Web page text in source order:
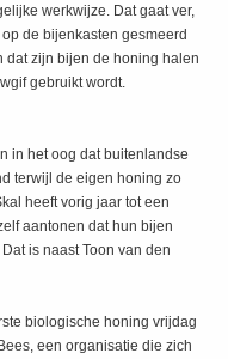
werkwijze. Dat gaat ver,
de bijenkasten gesmeerd
dat zijn bijen de honing halen
gebruikt wordt.
in het oog dat buitenlandse
terwijl de eigen honing zo
heeft vorig jaar tot een
aantonen dat hun bijen
is naast Toon van den
biologische honing vrijdag
een organisatie die zich